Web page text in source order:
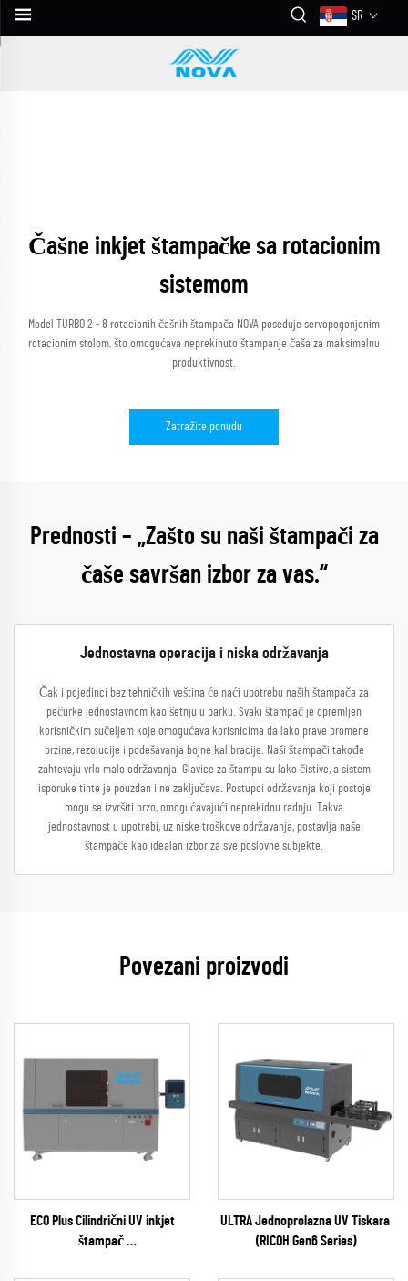
SR
Čašne inkjet štampačke sa rotacionim
sistemom
Model TURBO 2 - 8 rotacionih čašnih štampača NOVA poseduje servopogonjenim
rotacionim stolom, što omogućava neprekinuto štampanje čaša za maksimalnu
produktivnost.
Zatražite ponudu
Prednosti – „Zašto su naši štampači za
čaše savršan izbor za vas.“
Jednostavna operacija i niska održavanja
Čak i pojedinci bez tehničkih veština će naći upotrebu naših štampača za
pečurke jednostavnom kao šetnju u parku. Svaki štampač je opremljen
korisničkim sučeljem koje omogućava korisnicima da lako prave promene
brzine, rezolucije i podešavanja bojne kalibracije. Naši štampači takođe
zahtevaju vrlo malo održavanja. Glavice za štampu su lako čistive, a sistem
isporuke tinte je pouzdan i ne zaključava. Postupci održavanja koji postoje
mogu se izvršiti brzo, omogućavajući neprekidnu radnju. Takva
jednostavnost u upotrebi, uz niske troškove održavanja, postavlja naše
štampače kao idealan izbor za sve poslovne subjekte.
Povezani proizvodi
ECO Plus Cilindrični UV inkjet
štampač
ULTRA Jednoprolazna UV Tiskara
(RICOH Gen6 Series)